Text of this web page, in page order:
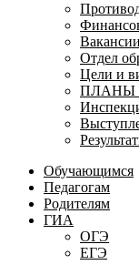
Вакансии
Отдел
Цели и
ПЛАНЫ
Обучающимся
Педагогам
Родителям
ГИА
ОГЭ
ЕГЭ